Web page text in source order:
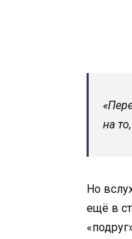
на
Но
ещё в